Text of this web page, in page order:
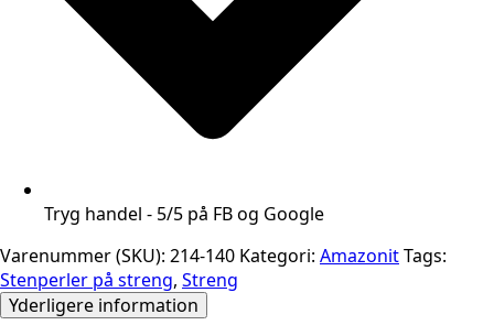
Tryg handel - 5/5 på FB og Google
Varenummer (SKU): 214-140 Kategori: AmazonitTags:
Stenperler på streng, Streng
Yderligere information